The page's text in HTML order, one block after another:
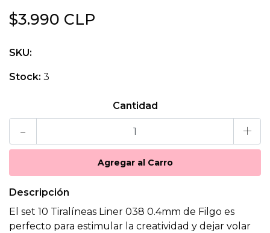
$3.990 CLP
SKU:
Stock: 3
Cantidad
- +
Descripción
El set 10 Tiralíneas Liner 038 0.4mm de Filgo es
perfecto para estimular la creatividad y dejar volar